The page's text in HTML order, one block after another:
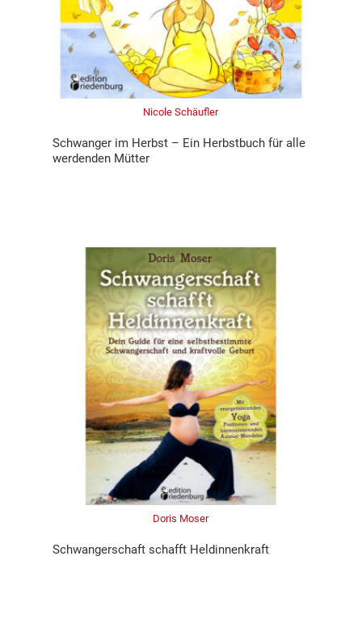
Nicole Schäufler
Schwanger im Herbst – Ein Herbstbuch für alle
werdenden Mütter
Doris Moser
Schwangerschaft schafft Heldinnenkraft